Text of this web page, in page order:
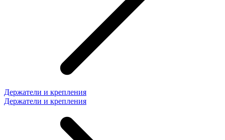
Держатели и крепления
Держатели и крепления